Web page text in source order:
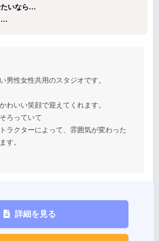
たいなら…
…
男性女性共用のスタジオです。
わいい笑顔で迎えてくれます。
ろっていて
ラクターによって、雰囲気が変わった
す。
詳細を見る